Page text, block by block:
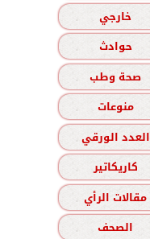
خارجي
حوادث
صحة وطب
منوعات
العدد الورقي
كاريكاتير
مقالات الرأي
الصحف